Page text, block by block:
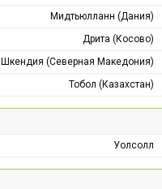
Мидтьюлланн (Дания)
Дрита (Косово)
Шкендия (Северная Македония)
Тобол (Казахстан)
Уолсолл